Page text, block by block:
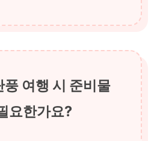
여행 시 준비물
요한가요?